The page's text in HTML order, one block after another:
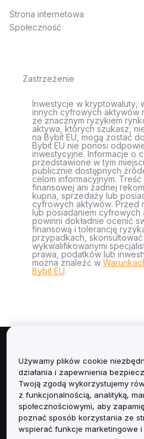
Strona internetowa
Społeczność
Zastrzeżenie
Inwestycje w kryptowaluty,
innych cyfrowych aktywów
ze znacznym ryzykiem
aktywa, których szukasz,
na Bybit EU, mogą zostać
Bybit EU nie ponosi
inwestycyjne. Informacje o
przedstawione w tym
publicznie dostępnych
celom informacyjnym.
finansowej ani żadnej
kupna, sprzedaży lub
cyfrowych aktywów. Przed
lub posiadaniem
powinni dokładnie ocenić
finansową i tolerancję
przypadkach, skonsultować
wykwalifikowanymi
prawa, podatków lub
można znaleźć w
Bybit EU.
Informacje
Usługi
Obsługa Klienta
Używamy plików cookie
działania i zapewnienia
Twoją zgodą wykorzystujemy
z funkcjonalnością, analityką,
społecznościowymi, aby
poznać sposób korzystania ze
wspierać funkcje marketingowe